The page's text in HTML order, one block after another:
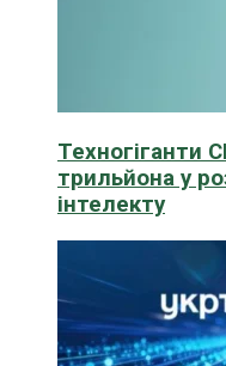
Техногіганти
трильйона у
інтелекту